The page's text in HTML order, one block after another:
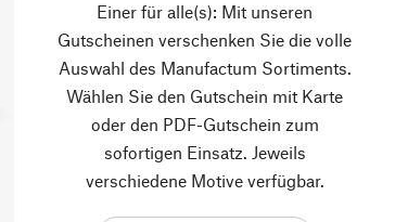
Einer für alle(s): Mit unseren
Gutscheinen verschenken Sie die volle
Auswahl des Manufactum Sortiments.
Wählen Sie den Gutschein mit Karte
oder den PDF-Gutschein zum
sofortigen Einsatz. Jeweils
verschiedene Motive verfügbar.